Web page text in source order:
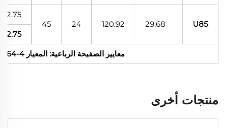
U85
29.68
120.92
24
45
2.75
2.75
معايير الصفيحة الرباعية: المعيار UIC 864-4، المعيار UIC 864-8
منتجات أخرى